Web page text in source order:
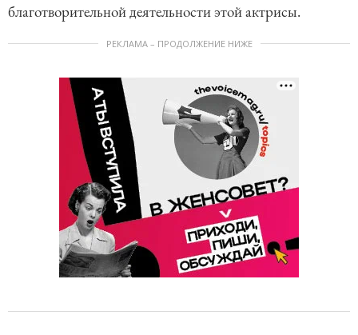
благотворительной деятельности этой актрисы.
РЕКЛАМА – ПРОДОЛЖЕНИЕ НИЖЕ